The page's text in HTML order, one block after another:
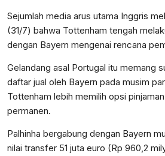
Sejumlah media arus utama Inggris
(31/7) bahwa Tottenham tengah
dengan Bayern mengenai rencana
Gelandang asal Portugal itu memang
daftar jual oleh Bayern pada musim
Tottenham lebih memilih opsi
permanen.
Palhinha bergabung dengan Bayern
nilai transfer 51 juta euro (Rp 960,2